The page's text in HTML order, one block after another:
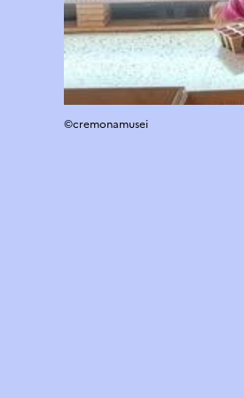
©cremonamusei